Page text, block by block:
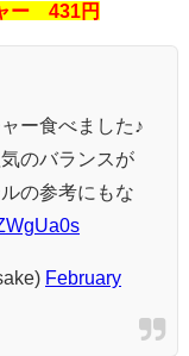
ー 431円
ー食べました♪
のバランスが
の参考にもな
February